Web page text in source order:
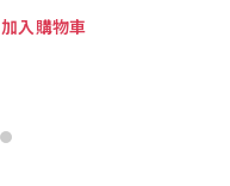
加入購物車